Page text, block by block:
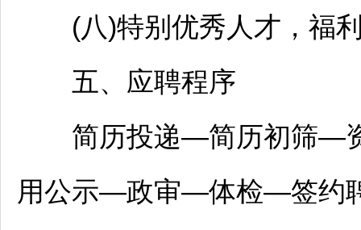
(八)特别优秀人才，福利
五、应聘程序
简历投递—简历初筛—资
用公示—政审—体检—签约